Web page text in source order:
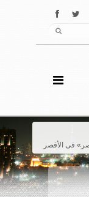
فى الأقصر